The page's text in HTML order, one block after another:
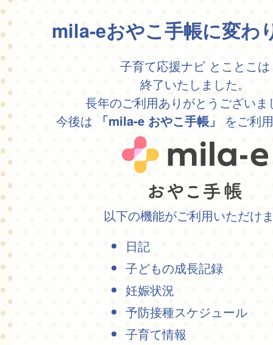
mila-eおやこ手帳に変わ
子育て応援ナビ とことこは
終了いたしました。
長年のご利用ありがとうございま
今後は
「mila-e おやこ手帳」 をご利
以下の機能がご利用いただけ
日記
子どもの成長記録
妊娠状況
予防接種スケジュール
子育て情報